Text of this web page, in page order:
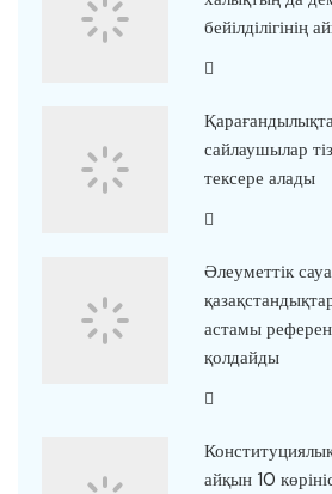
бейілділігінің
сайлаушылар
тексере алады
Әлеуметтік
астамы
қолдайды
айқын 10